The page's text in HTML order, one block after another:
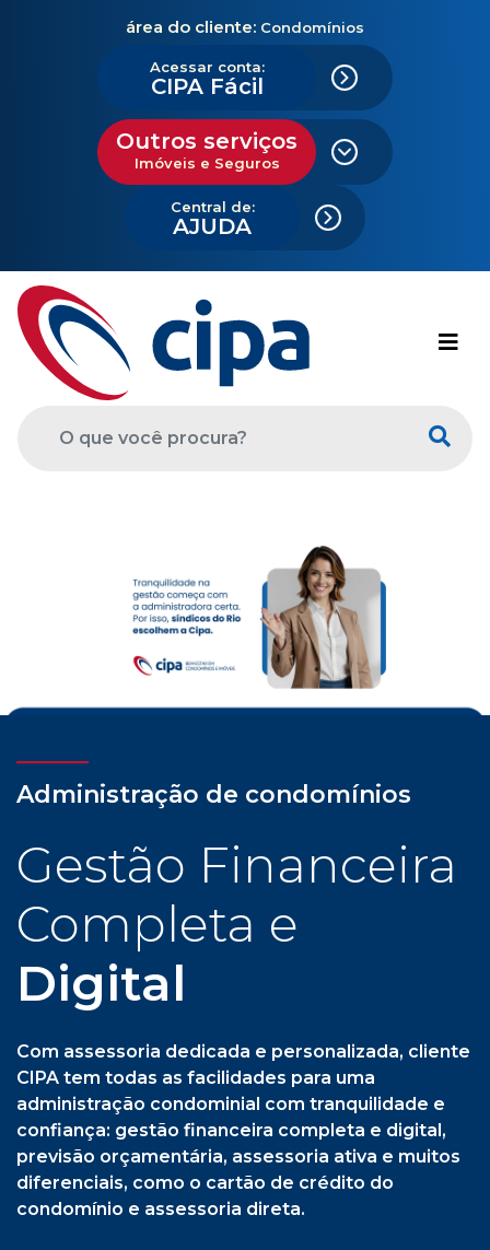
área do cliente: Condomínios
Acessar conta:
CIPA Fácil
Outros serviços
Imóveis e Seguros
Central de:
AJUDA
Administração de condomínios
Gestão Financeira
Completa e
Digital
Com assessoria dedicada e personalizada, cliente
CIPA tem todas as facilidades para uma
administração condominial com tranquilidade e
confiança: gestão financeira completa e digital,
previsão orçamentária, assessoria ativa e muitos
diferenciais, como o cartão de crédito do
condomínio e assessoria direta.